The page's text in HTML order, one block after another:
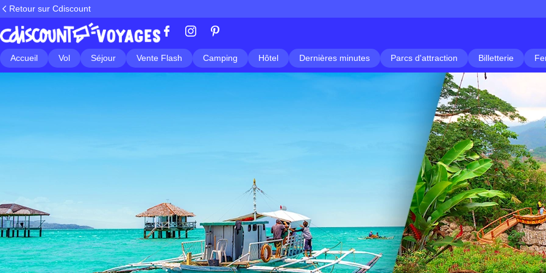
Retour sur Cdiscount
Accueil Vol Séjour Vente Flash Camping Hôtel Dernières minutes Parcs d'attraction Billetterie